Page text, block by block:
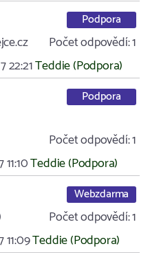
Podpora
Počet odpovědí:1
22:21Teddie (Podpora)
Podpora
Počet odpovědí:1
11:10Teddie (Podpora)
Webzdarma
Počet odpovědí:1
11:09Teddie (Podpora)